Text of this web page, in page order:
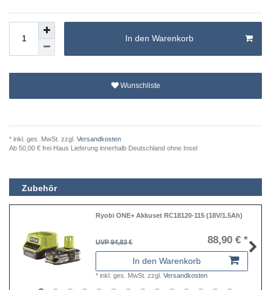
In den Warenkorb
Wunschliste
* inkl. ges. MwSt. zzgl. Versandkosten
Ab 50,00 € frei Haus Lieferung innerhalb Deutschland ohne Insel
Zubehör
Ryobi ONE+ Akkuset RC18120-115 (18V/1.5Ah)
UVP 94,83 € 88,90 € *
In den Warenkorb
*inkl. ges. MwSt. zzgl.Versandkosten